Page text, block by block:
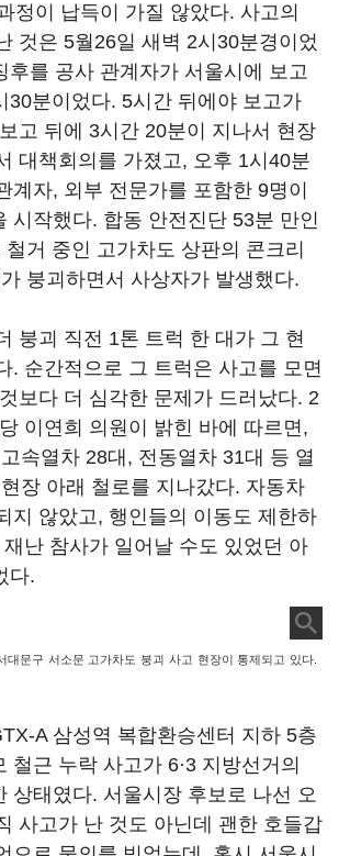
정이 납득이 가질 않았다. 사고의
것은 5월26일 새벽 2시30분경이었
후를 공사 관계자가 서울시에 보고
30분이었다. 5시간 뒤에야 보고가
고 뒤에 3시간 20분이 지나서 현장
대책회의를 가졌고, 오후 1시40분
계자, 외부 전문가를 포함한 9명이
시작했다. 합동 안전진단 53분 만인
거 중인 고가차도 상판의 콘크리
붕괴하면서 사상자가 발생했다.
붕괴 직전 1톤 트럭 한 대가 그 현
. 순간적으로 그 트럭은 사고를 모면
보다 더 심각한 문제가 드러났다. 2
이연희 의원이 밝힌 바에 따르면,
속열차 28대, 전동열차 31대 등 열
장 아래 철로를 지나갔다. 자동차
지 않았고, 행인들의 이동도 제한하
난 참사가 일어날 수도 있었던 아
다.
대문구 서소문 고가차도 붕괴 사고 현장이 통제되고 있다.
A 삼성역 복합환승센터 지하 5층
철근 누락 사고가 6·3 지방선거의
상태였다. 서울시장 후보로 나선 오
사고가 난 것도 아닌데 괜한 호들갑